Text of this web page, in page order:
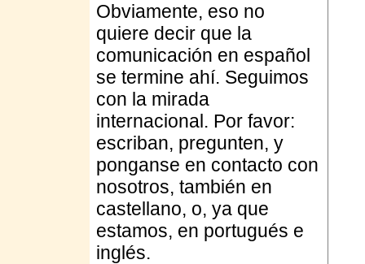
Obviamente, eso no
quiere decir que la
comunicación en español
se termine ahí. Seguimos
con la mirada
internacional. Por favor:
escriban, pregunten, y
ponganse en contacto con
nosotros, también en
castellano, o, ya que
estamos, en portugués e
inglés.